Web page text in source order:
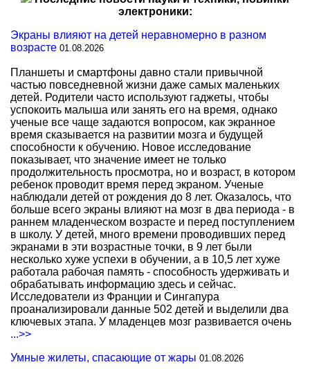
электроники:
Экраны влияют на детей неравномерно в разном
возрасте 01.08.2026
Планшеты и смартфоны давно стали привычной
частью повседневной жизни даже самых маленьких
детей. Родители часто используют гаджеты, чтобы
успокоить малыша или занять его на время, однако
ученые все чаще задаются вопросом, как экранное
время сказывается на развитии мозга и будущей
способности к обучению. Новое исследование
показывает, что значение имеет не только
продолжительность просмотра, но и возраст, в котором
ребенок проводит время перед экраном. Ученые
наблюдали детей от рождения до 8 лет. Оказалось, что
больше всего экраны влияют на мозг в два периода - в
раннем младенческом возрасте и перед поступлением
в школу. У детей, много времени проводивших перед
экранами в эти возрастные точки, в 9 лет были
несколько хуже успехи в обучении, а в 10,5 лет хуже
работала рабочая память - способность удерживать и
обрабатывать информацию здесь и сейчас.
Исследователи из Франции и Сингапура
проанализировали данные 502 детей и выделили два
ключевых этапа. У младенцев мозг развивается очень
...>>
Умные жилеты, спасающие от жары 01.08.2026